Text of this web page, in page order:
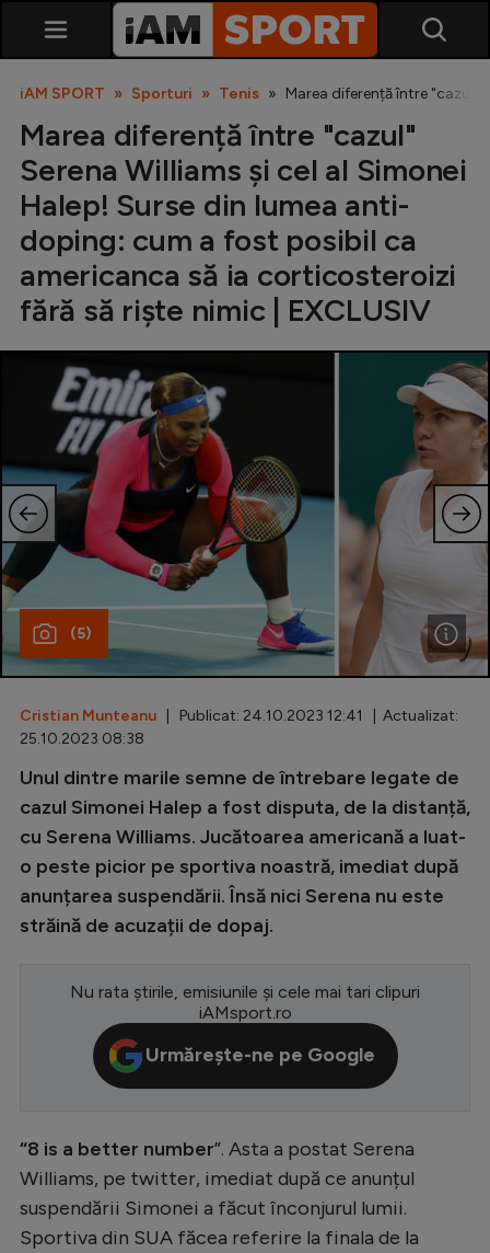
SuperLiga
Liga 2
Cupa României
Echipa Națională
U21
Fotbal feminin
Special
Diverse
Inedit
Clasamente
Champions League
Europa League
Conference League
CM 2026
Premier League
Bundesliga
Ligue 1
Starurile fotbalului
EURO 2024
iAM SPORT Sporturi Tenis Marea diferență între "cazul"
Marea diferență între "cazul"
Serena Williams și cel al Simonei
Halep! Surse din lumea anti-
doping: cum a fost posibil ca
americanca să ia corticosteroizi
fără să riște nimic | EXCLUSIV
(5)
Cristian Munteanu | Publicat: 24.10.2023 12:41 | Actualizat:
25.10.2023 08:38
Unul dintre marile semne de întrebare legate de
cazul Simonei Halep a fost disputa, de la distanță,
cu Serena Williams. Jucătoarea americană a luat-
o peste picior pe sportiva noastră, imediat după
anunțarea suspendării. Însă nici Serena nu este
străină de acuzații de dopaj.
Nu rata știrile, emisiunile și cele mai tari clipuri
iAMsport.ro
Urmărește-ne pe Google
“8 is a better number”. Asta a postat Serena
Williams, pe twitter, imediat după ce anunțul
suspendării Simonei a făcut înconjurul lumii.
Sportiva din SUA făcea referire la finala de la